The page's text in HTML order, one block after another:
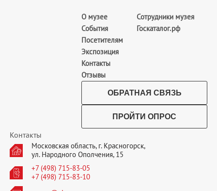
О музее
События
Посетителям
Экспозиция
Контакты
Отзывы
Сотрудники музея
Госкаталог.рф
ОБРАТНАЯ СВЯЗЬ
ПРОЙТИ ОПРОС
Контакты
Московская область, г. Красногорск,
ул. Народного Ополчения, 15
+7 (498) 715-83-05
+7 (498) 715-83-10